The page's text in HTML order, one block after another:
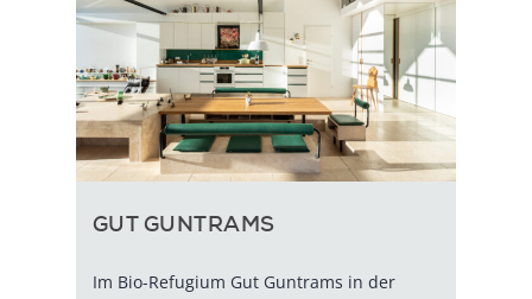
GUT GUNTRAMS
Im Bio-Refugium Gut Guntrams in der